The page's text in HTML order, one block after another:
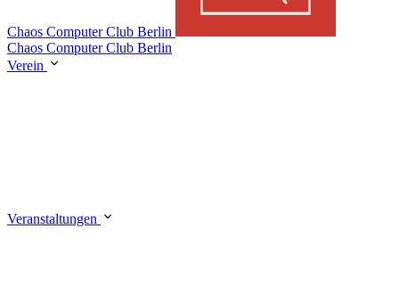
Chaos Computer Club Berlin
Chaos Computer Club Berlin
Verein
Veranstaltungen